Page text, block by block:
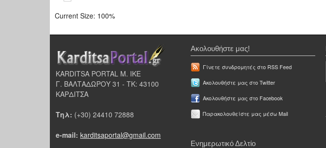
Current Size: 100%
KARDITSA PORTAL Μ. ΙΚΕ
Γ. ΒΑΛΤΑΔΩΡΟΥ 31 - ΤΚ: 43100
ΚΑΡΔΙΤΣΑ
Τηλ: (+30) 24410 72888
e-mail: karditsaportal@gmail.com
Ακολουθήστε μας!
Γίνετε συνδρομητές στο RSS Feed
Ακολουθήστε μας στο Twitter
Ακολουθήστε μας στο Facebook
Παρακολουθείστε μας μέσω Mail
Ενημερωτικό Δελτίο